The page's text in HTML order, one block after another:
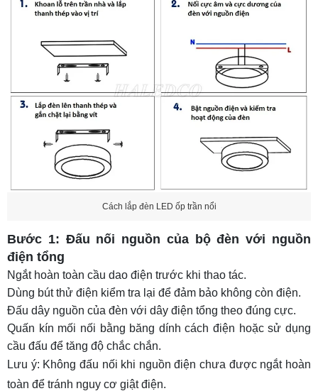
Cách lắp đèn LED ốp trần nổi
Bước 1: Đấu nối nguồn của bộ đèn với nguồn
điện tổng
Ngắt hoàn toàn cầu dao điện trước khi thao tác.
Dùng bút thử điện kiểm tra lại để đảm bảo không còn điện.
Đấu dây nguồn của đèn với dây điện tổng theo đúng cực.
Quấn kín mối nối bằng băng dính cách điện hoặc sử dụng
cầu đấu để tăng độ chắc chắn.
Lưu ý: Không đấu nối khi nguồn điện chưa được ngắt hoàn
toàn để tránh nguy cơ giật điện.